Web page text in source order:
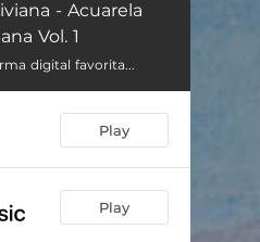
02:48
02:59
03:42
- Acuarela
Vol. 1
digital favorita...
Play
Play